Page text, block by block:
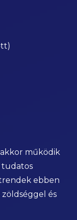
működik
tudatos
ebben
és